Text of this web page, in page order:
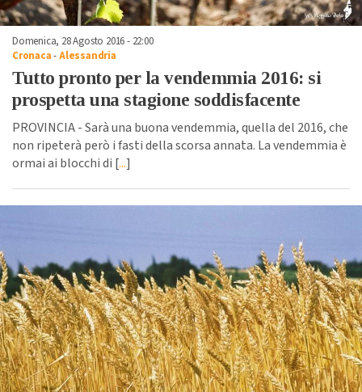
Domenica, 28 Agosto 2016 - 22:00
Cronaca-Alessandria
Tutto pronto per la vendemmia 2016: si
prospetta una stagione soddisfacente
PROVINCIA - Sarà una buona vendemmia, quella del 2016, che
non ripeterà però i fasti della scorsa annata. La vendemmia è
ormai ai blocchi di [...]